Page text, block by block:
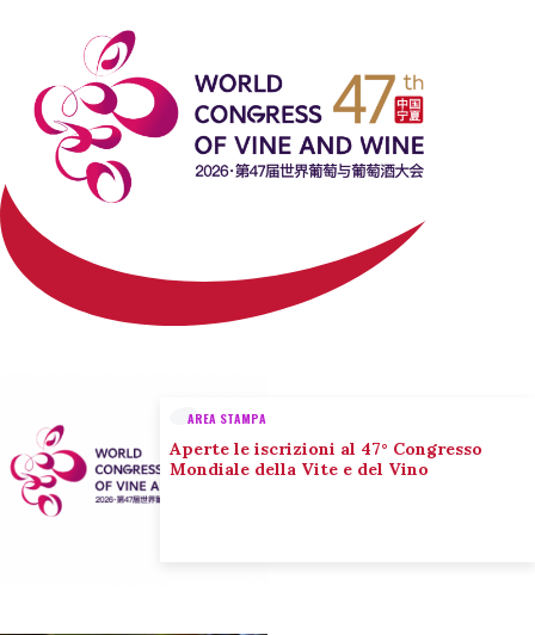
AREA STAMPA
Aperte le iscrizioni al 47° Congresso
Mondiale della Vite e del Vino